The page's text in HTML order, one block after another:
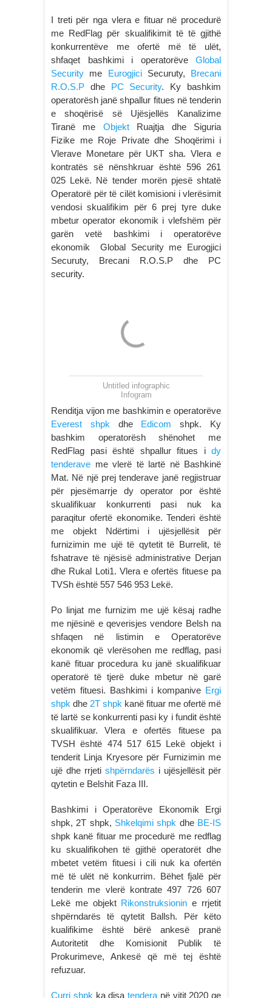
I treti për nga vlera e fituar në procedurë
me RedFlag për skualifikimit të të gjithë
konkurrentëve me ofertë më të ulët,
shfaqet bashkimi i operatorëve Global
Security me EurogjiciSecuruty, Brecani
R.O.S.P dhe PC Security. Ky bashkim
operatorësh janë shpallur fitues në tenderin
e shoqërisë së Ujësjellës Kanalizime
Tiranë me ObjektRuajtja dhe Siguria
Fizike me Roje Private dhe Shoqërimi i
Vlerave Monetare për UKT sha. Vlera e
kontratës së nënshkruar është 596 261
025 Lekë. Në tender morën pjesë shtatë
Operatorë për të cilët komisioni i vlerësimit
vendosi skualifikim për 6 prej tyre duke
mbetur operator ekonomik i vlefshëm për
garën vetë bashkimi i operatorëve
ekonomik Global Security me Eurogjici
Securuty, Brecani R.O.S.P dhe PC
security.
Untitled infographic
Infogram
Renditja vijon me bashkimin e operatorëve
Everest shpk dhe Edicom shpk. Ky
bashkim operatorësh shënohet me
RedFlag pasi është shpallur fitues i dy
tenderave me vlerë të lartë në Bashkinë
Mat. Në një prej tenderave janë regjistruar
për pjesëmarrje dy operator por është
skualifikuar konkurrenti pasi nuk ka
paraqitur ofertë ekonomike. Tenderi është
me objekt Ndërtimi i ujësjellësit për
furnizimin me ujë të qytetit të Burrelit, të
fshatrave të njësisë administrative Derjan
dhe Rukal Loti1. Vlera e ofertës fituese pa
TVSh është 557 546 953 Lekë.
Po linjat me furnizim me ujë kësaj radhe
me njësinë e qeverisjes vendore Belsh na
shfaqen në listimin e Operatorëve
ekonomik që vlerësohen me redflag, pasi
kanë fituar procedura ku janë skualifikuar
operatorë të tjerë duke mbetur në garë
vetëm fituesi. Bashkimi i kompanive Ergi
shpk dhe 2T shpk kanë fituar me ofertë më
të lartë se konkurrenti pasi ky i fundit është
skualifikuar. Vlera e ofertës fituese pa
TVSH është 474 517 615 Lekë objekt i
tenderit Linja Kryesore për Furnizimin me
ujë dhe rrjeti shpërndarës i ujësjellësit për
qytetin e Belshit Faza III.
Bashkimi i Operatorëve Ekonomik Ergi
shpk, 2T shpk, Shkelqimi shpk dhe BE-IS
shpk kanë fituar me procedurë me redflag
ku skualifikohen të gjithë operatorët dhe
mbetet vetëm fituesi i cili nuk ka ofertën
më të ulët në konkurrim. Bëhet fjalë për
tenderin me vlerë kontrate 497 726 607
Lekë me objekt Rikonstruksionin e rrjetit
shpërndarës të qytetit Ballsh. Për këto
kualifikime është bërë ankesë pranë
Autoritetit dhe Komisionit Publik të
Prokurimeve, Ankesë që më tej është
refuzuar.
Curri shpk ka disa tendera në vitit 2020 qe